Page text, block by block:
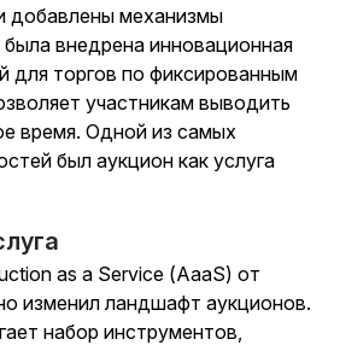
добавлены механизмы
внедрена инновационная
для торгов по фиксированным
участникам выводить
время. Одной из самых
был аукцион как услуга
as a Service (AaaS) от
изменил ландшафт аукционов.
набор инструментов,